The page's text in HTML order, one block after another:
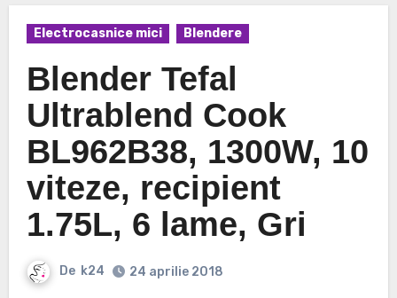
Electrocasnice mici Blendere
Blender Tefal
Ultrablend Cook
BL962B38, 1300W, 10
viteze, recipient
1.75L, 6 lame, Gri
De k24 24 aprilie 2018